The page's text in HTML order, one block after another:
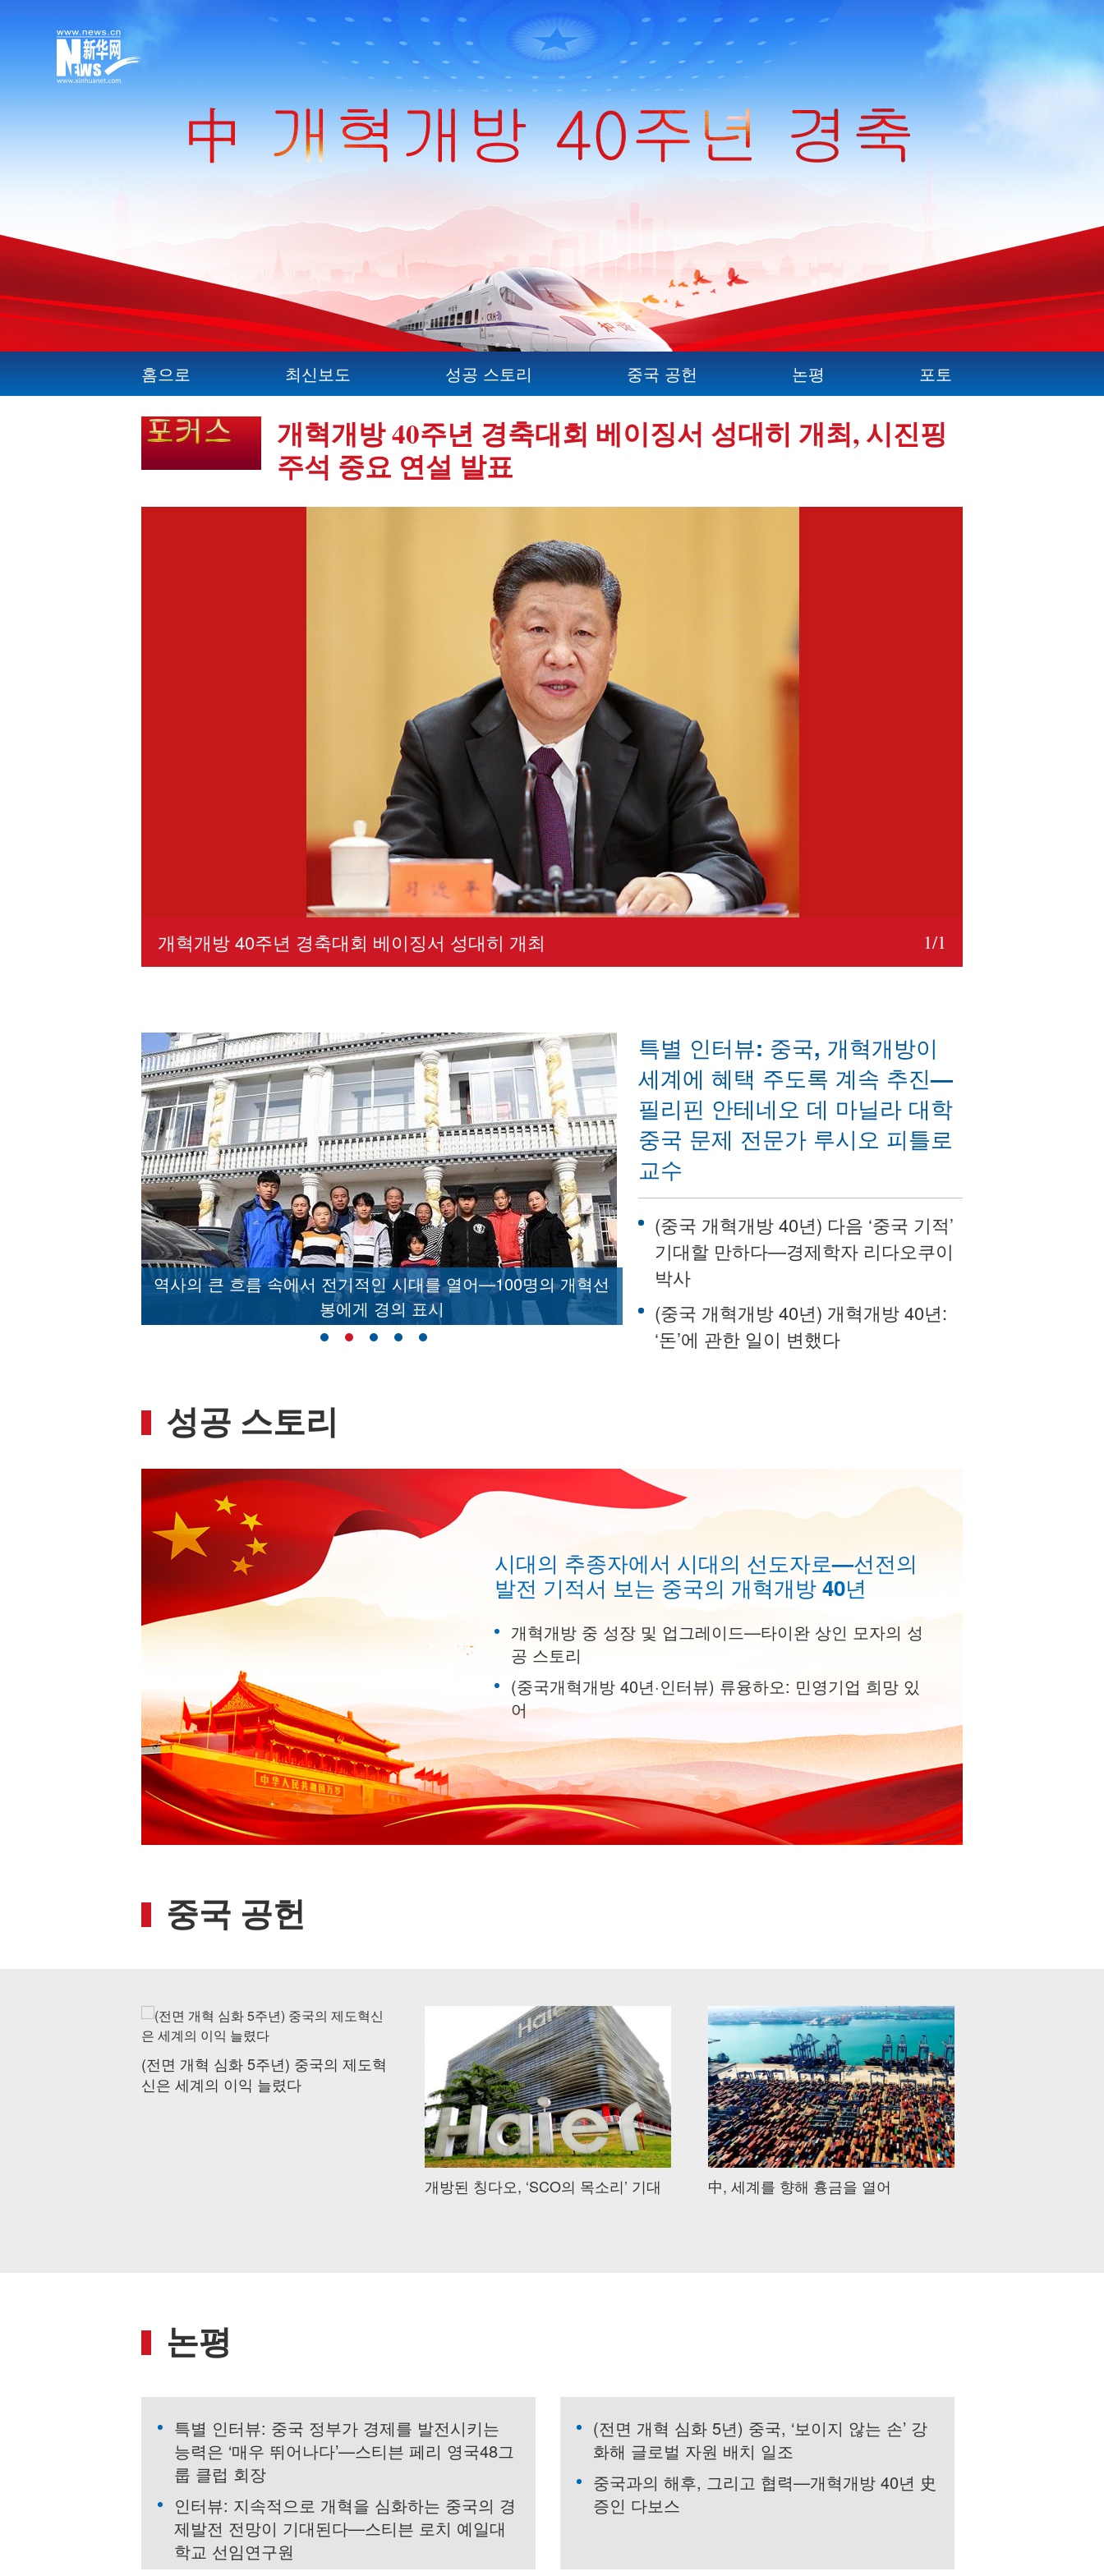
홈으로 최신보도 성공 스토리 중국 공헌 논평 포토
개혁개방 40주년 경축대회 베이징서 성대히 개최, 시진핑
주석 중요 연설 발표
개혁개방 40주년 경축대회 베이징서 성대히 개최 1/1
역사의 큰 흐름 속에서 전기적인 시대를 열어—100명의 개혁선
봉에게 경의 표시
(개혁개방 40주년 축하) 안징학교, 세 번의 화려한 변신
특별 인터뷰: 중국, 개혁개방이
세계에 혜택 주도록 계속 추진—
필리핀 안테네오 데 마닐라 대학
중국 문제 전문가 루시오 피틀로
교수
(중국 개혁개방 40년) 다음 ‘중국 기적’
기대할 만하다—경제학자 리다오쿠이
박사
(중국 개혁개방 40년) 개혁개방 40년:
‘돈’에 관한 일이 변했다
성공 스토리
시대의 추종자에서 시대의 선도자로—선전의
발전 기적서 보는 중국의 개혁개방 40년
개혁개방 중 성장 및 업그레이드—타이완 상인 모자의 성
공 스토리
(중국개혁개방 40년·인터뷰) 류융하오: 민영기업 희망 있
어
중국 공헌
(전면 개혁 심화 5주년) 중국의 제도혁
신은 세계의 이익 늘렸다
개방된 칭다오, ‘SCO의 목소리’ 기대 中, 세계를 향해 흉금을 열어
논평
특별 인터뷰: 중국 정부가 경제를 발전시키는
능력은 ‘매우 뛰어나다’—스티븐 페리 영국48그
룹 클럽 회장
인터뷰: 지속적으로 개혁을 심화하는 중국의 경
제발전 전망이 기대된다—스티븐 로치 예일대
학교 선임연구원
(전면 개혁 심화 5년) 중국, ‘보이지 않는 손’ 강
화해 글로벌 자원 배치 일조
중국과의 해후, 그리고 협력—개혁개방 40년 史
증인 다보스